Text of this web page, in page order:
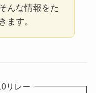
んな情報をた
ます。
リレー